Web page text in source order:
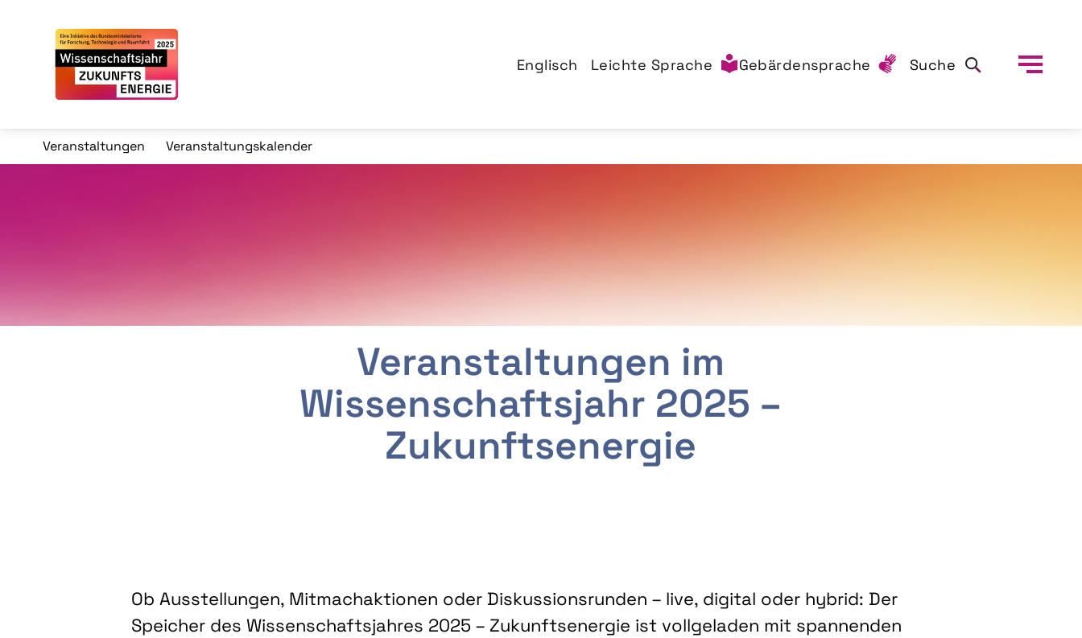
Englisch Leichte Sprache Gebärdensprache Suche
Veranstaltungen Veranstaltungskalender
Veranstaltungen im
Wissenschaftsjahr 2025 –
Zukunftsenergie
Ob Ausstellungen, Mitmachaktionen oder Diskussionsrunden – live, digital oder hybrid: Der
Speicher des Wissenschaftsjahres 2025 – Zukunftsenergie ist vollgeladen mit spannenden